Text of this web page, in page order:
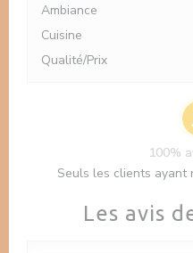
Les avis
Ambiance
Cuisine
Qualité/Prix
100%
Seuls les clients ayant